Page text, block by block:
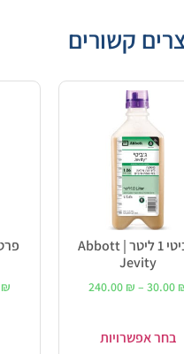
קשורים
ג'ביטי 1 ליטר | Abbott
Jevity
30.00
–
240.00 ₪
בחר אפשרויות
₪